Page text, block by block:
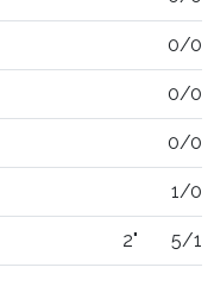
0/0
0/0
0/0
1/0
2" 5/1